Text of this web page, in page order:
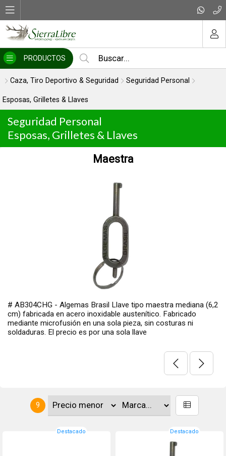
PRODUCTOS
Caza, Tiro Deportivo & Seguridad Seguridad Personal
Esposas, Grilletes & Llaves
Seguridad Personal
Esposas, Grilletes & Llaves
Maestra
- Algemas Brasil Llave tipo maestra mediana (6,2
en acero inoxidable austenítico. Fabricado
microfusión en una sola pieza, sin costuras ni
El precio es por una sola llave
#
9
Destacado Destacado